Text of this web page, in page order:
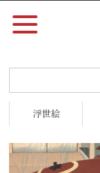
浮世絵